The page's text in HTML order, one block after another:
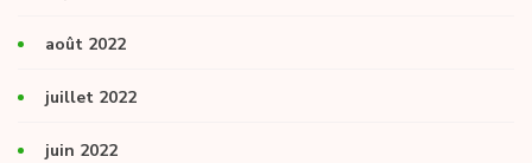
août 2022
juillet 2022
juin 2022